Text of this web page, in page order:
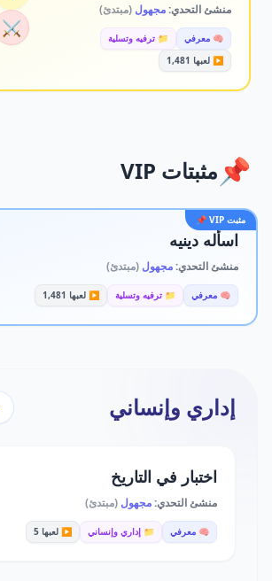
منشئ التحدي:مجهول (مبتدئ)
🧠 معرفي
📁 ترفيه وتسلية
▶️ لعبها 1,481
⚔️
📌 مثبتات VIP
مثبت VIP 📌
اسأله دينيه
منشئ التحدي:مجهول (مبتدئ)
🧠 معرفي 📁 ترفيه وتسلية ▶️ لعبها 1,481
إداري وإنساني
اختبار في التاريخ
منشئ التحدي:مجهول (مبتدئ)
🧠 معرفي 📁 إداري وإنساني ▶️ لعبها 5